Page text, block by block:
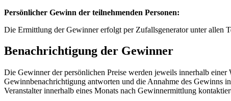
Persönlicher Gewinn der teilnehmenden Personen:
Die Ermittlung der Gewinner erfolgt per Zufallsgenerator unter allen
Benachrichtigung der Gewinner
Die Gewinner der persönlichen Preise werden jeweils innerhalb
Gewinnbenachrichtigung antworten und die Annahme des Gewinns
Veranstalter innerhalb eines Monats nach Gewinnermittlung